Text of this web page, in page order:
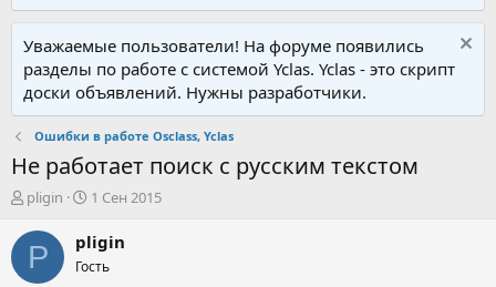
Уважаемые пользователи! На форуме появились
разделы по работе с системой Yclas. Yclas - это скрипт
доски объявлений. Нужны разработчики.
Ошибки в работе Osclass, Yclas
Не работает поиск с русским текстом
А
т
о
р
pligin
Д
т
н
1 Сен 2015
P pligin
Гость